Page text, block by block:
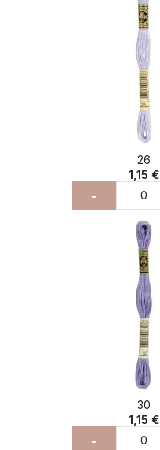
26
1,15 €
-
30
1,15 €
-